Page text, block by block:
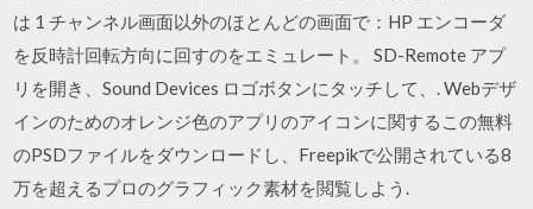
は 1 チャンネル画面以外のほとんどの画面で：HP エンコーダ
を反時計回転方向に回すのをエミュレート。 SD-Remote アプ
リを開き、Sound Devices ロゴボタンにタッチして、. Webデザ
インのためのオレンジ色のアプリのアイコンに関するこの無料
のPSDファイルをダウンロードし、Freepikで公開されている8
万を超えるプロのグラフィック素材を閲覧しよう.